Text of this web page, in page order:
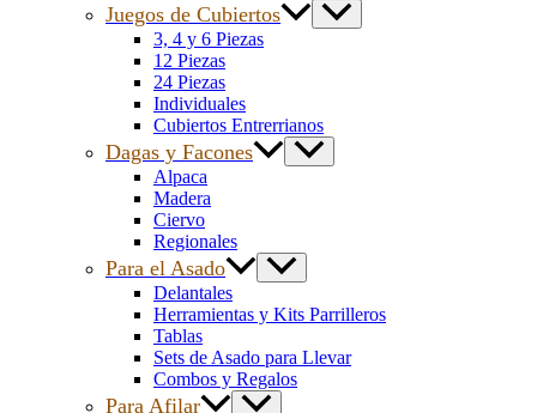
Juegos de Cubiertos
3, 4 y 6 Piezas
12 Piezas
24 Piezas
Individuales
Cubiertos Entrerrianos
Dagas y Facones
Alpaca
Madera
Ciervo
Regionales
Para el Asado
Delantales
Herramientas y Kits Parrilleros
Tablas
Sets de Asado para Llevar
Combos y Regalos
Para Afilar